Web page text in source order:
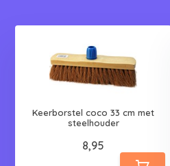
Keerborstel coco 33 cm met
steelhouder
8,95